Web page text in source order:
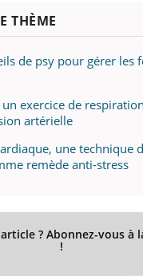
THÈME
de psy pour gérer les
exercice de
artérielle
une technique
remède anti-stress
? Abonnez-vous à
!